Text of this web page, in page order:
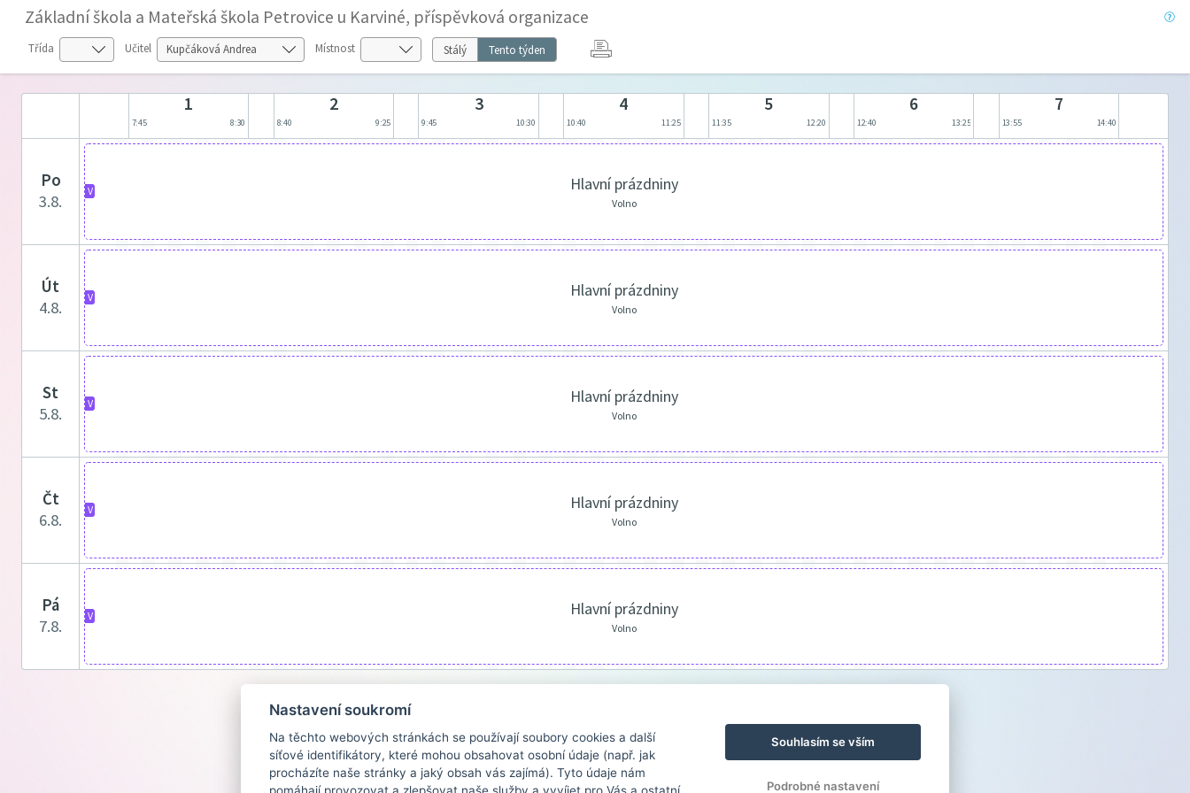
Základní škola a Mateřská škola Petrovice u Karviné, příspěvková organizace
Třída Učitel Místnost Stálý Tento týden
1
7:45 8:30
2
8:40 9:25
3
9:45 10:30
4
10:40 11:25
5
11:35 12:20
6
12:40 13:25
7
13:55 14:40
po
3.8.
V Hlavní prázdniny
Volno
út
4.8.
V Hlavní prázdniny
Volno
st
5.8.
V Hlavní prázdniny
Volno
čt
6.8.
V Hlavní prázdniny
Volno
pá
7.8.
V Hlavní prázdniny
Volno
Nastavení soukromí
Na těchto webových stránkách se používají soubory cookies a další
síťové identifikátory, které mohou obsahovat osobní údaje (např. jak
procházíte naše stránky a jaký obsah vás zajímá). Tyto údaje nám
Souhlasím se vším
Podrobné nastavení